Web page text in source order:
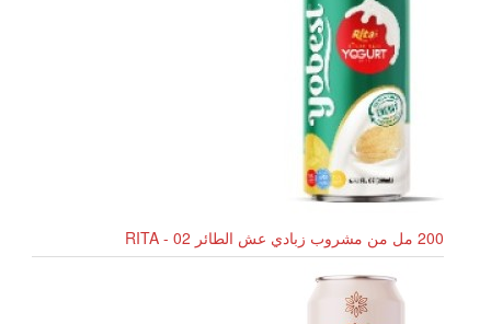
200 مل من مشروب زبادي عش الطائر RITA - 02